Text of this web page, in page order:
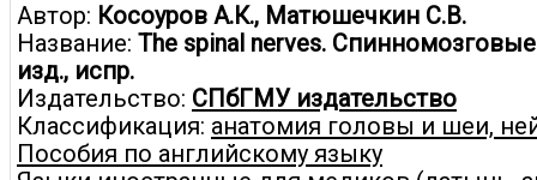
Автор: Косоуров А.К., Матюшечкин С.В.
Название: The spinal nerves.
изд., испр.
Издательство: СПбГМУ издательство
Классификация: анатомия головы и шеи,
Пособия по английскому языку